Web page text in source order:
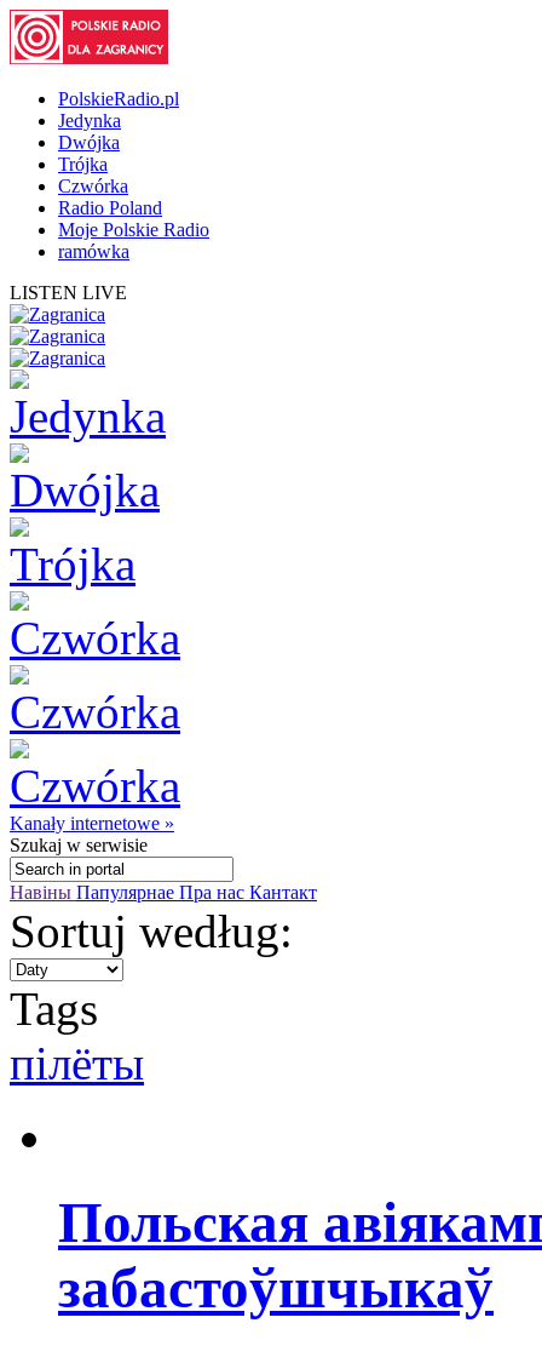
PolskieRadio.pl
Jedynka
Dwójka
Trójka
Czwórka
Radio Poland
Moje Polskie Radio
ramówka
LISTEN LIVE
Kanały internetowe »
Szukaj w serwisie
Навіны Папулярнае Пра нас Кантакт
Sortuj według:
Tags
пілёты
Польская
забастоўшчыкаў